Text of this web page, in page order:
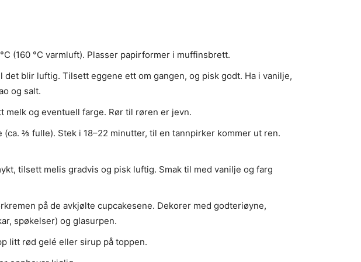
(160 °C varmluft). Plasser papirformer i muffinsbrett.
det blir luftig. Tilsett eggene ett om gangen, og pisk godt. Ha i vanilje,
og salt.
melk og eventuell farge. Rør til røren er jevn.
(ca. ⅔ fulle). Stek i 18–22 minutter, til en tannpirker kommer ut ren.
tilsett melis gradvis og pisk luftig. Smak til med vanilje og farg
på de avkjølte cupcakesene. Dekorer med godteriøyne,
spøkelser) og glasurpen.
litt rød gelé eller sirup på toppen.